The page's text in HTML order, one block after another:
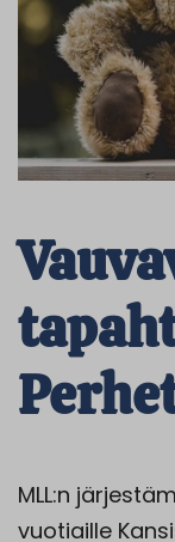
MLL:n
vuotiaille